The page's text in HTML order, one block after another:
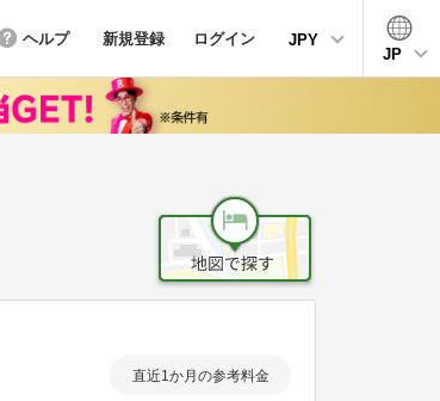
ヘルプ 新規登録 ログイン
JPY
JP
直近1か月の参考料金